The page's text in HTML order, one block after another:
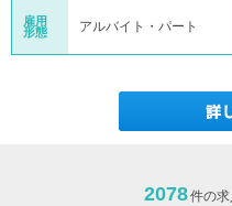
雇用
形態
アルバイト・パート
2078件の求